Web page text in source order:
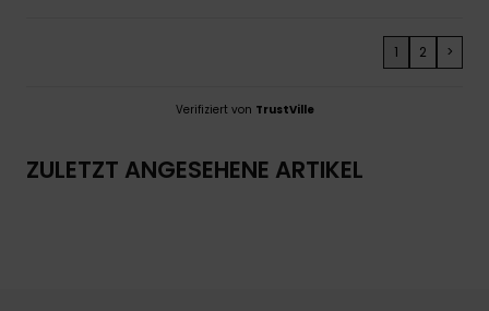
1 2 >
Verifiziert von TrustVille
ZULETZT ANGESEHENE ARTIKEL